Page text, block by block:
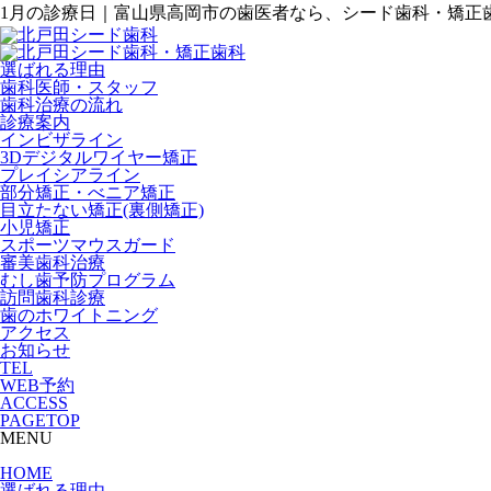
1月の診療日｜富山県高岡市の歯医者なら、シード歯科・矯正
選ばれる理由
歯科医師・スタッフ
歯科治療の流れ
診療案内
インビザライン
3Dデジタルワイヤー矯正
プレイシアライン
部分矯正・べニア矯正
目立たない矯正(裏側矯正)
小児矯正
スポーツマウスガード
審美歯科治療
むし歯予防プログラム
訪問歯科診療
歯のホワイトニング
アクセス
お知らせ
TEL
WEB予約
ACCESS
PAGETOP
MENU
HOME